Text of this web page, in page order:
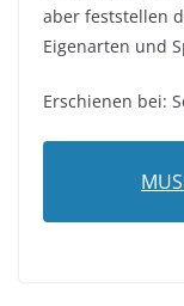
aber feststellen
Eigenarten und
Erschienen bei: